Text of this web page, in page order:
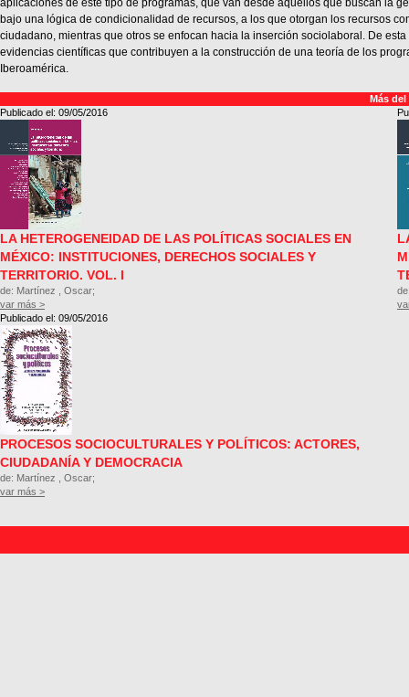
aplicaciones de este tipo de programas, que van desde aquellos que buscan la
bajo una lógica de condicionalidad de recursos, a los que otorgan los recursos
ciudadano, mientras que otros se enfocan hacia la inserción sociolaboral. De esta
evidencias científicas que contribuyen a la construcción de una teoría de los
Iberoamérica.
Más del
Publicado el: 09/05/2016
LA HETEROGENEIDAD DE LAS POLÍTICAS SOCIALES EN
MÉXICO: INSTITUCIONES, DERECHOS SOCIALES Y
TERRITORIO. VOL. I
de: Martínez , Oscar;
var más >
Publicado el: 09/05/2016
PROCESOS SOCIOCULTURALES Y POLÍTICOS: ACTORES,
CIUDADANÍA Y DEMOCRACIA
de: Martínez , Oscar;
var más >